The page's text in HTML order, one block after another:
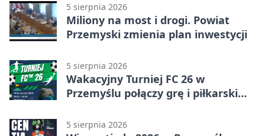
5 sierpnia 2026
Miliony na most i drogi. Powiat
Przemyski zmienia plan inwestycji
5 sierpnia 2026
Wakacyjny Turniej FC 26 w
Przemyślu połączy grę i piłkarski
5 sierpnia 2026